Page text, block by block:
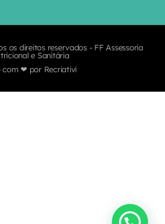
os direitos reservados - FF Assessoria
e Sanitária
com ❤ por Recriativi